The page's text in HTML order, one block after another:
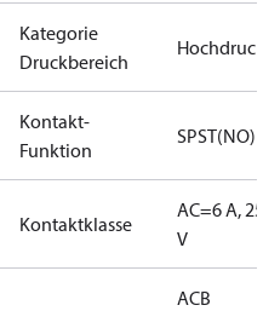
Kategorie
Druckbereich
Hochdruck
Kontakt-
Funktion
SPST(NO)
Kontaktklasse
AC=6 A, 250
V
ACB